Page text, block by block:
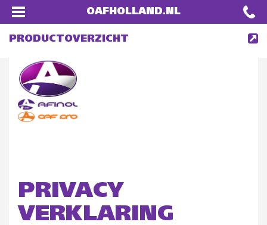
OAFHOLLAND.NL
PRODUCTOVERZICHT
PRIVACY
VERKLARING